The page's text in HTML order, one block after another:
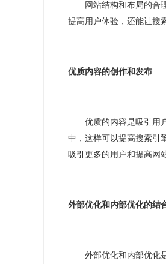
网站结构和布局的合
提高用户体验，还能让搜
优质内容的创作和发布
优质的内容是吸引用
中，这样可以提高搜索引
吸引更多的用户和提高网
外部优化和内部优化的结
外部优化和内部优化